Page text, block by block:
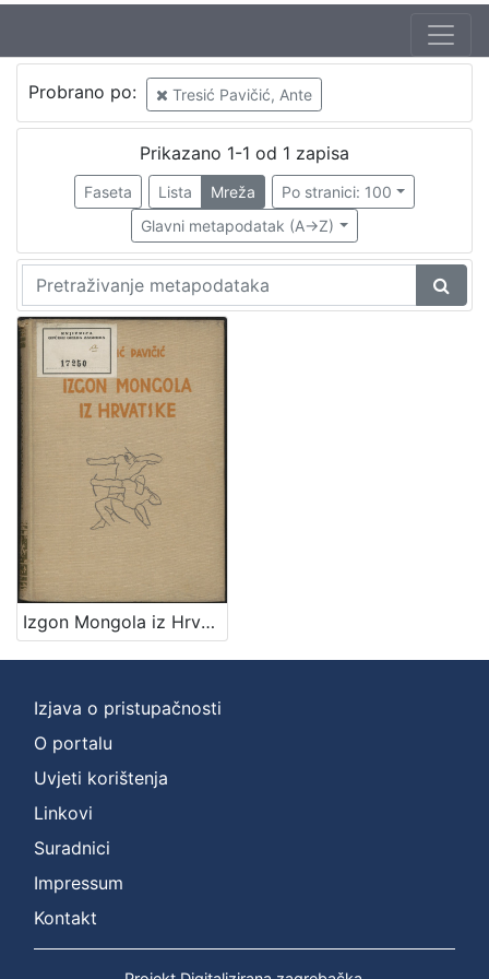
Probrano po: Tresić Pavičić, Ante
Prikazano 1-1 od 1 zapisa
Faseta Lista Mreža
Po stranici: 100
Glavni metapodatak (A->Z)
Izgon Mongola iz Hrvatske / A. Tresić Pavičić
Izjava o pristupačnosti
O portalu
Uvjeti korištenja
Linkovi
Suradnici
Impressum
Kontakt